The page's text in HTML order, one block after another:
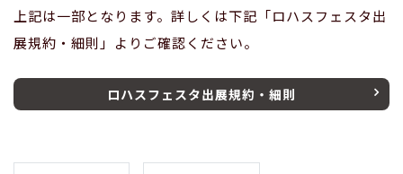
上記は一部となります。詳しくは下記「ロハスフェスタ出
展規約・細則」よりご確認ください。
ロハスフェスタ出展規約・細則